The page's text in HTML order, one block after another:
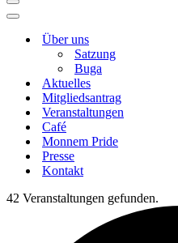
Navigations-
Menü
Navigations-
Über uns
Satzung
Buga
Aktuelles
Mitgliedsantrag
Veranstaltungen
Café
Monnem Pride
Presse
Kontakt
42 Veranstaltungen gefunden.